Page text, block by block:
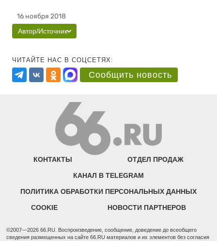
16 ноября 2018
Автор/Источник
ЧИТАЙТЕ НАС В СОЦСЕТЯХ:
Сообщить новость
КОНТАКТЫ ОТДЕЛ ПРОДАЖ
КАНАЛ В TELEGRAM
ПОЛИТИКА ОБРАБОТКИ ПЕРСОНАЛЬНЫХ ДАННЫХ
COOKIE НОВОСТИ ПАРТНЕРОВ
©2007—2026 66.RU. Воспроизведение, сообщение, доведение до всеобщего
сведения размещенных на сайте 66.RU материалов и их элементов без согласия